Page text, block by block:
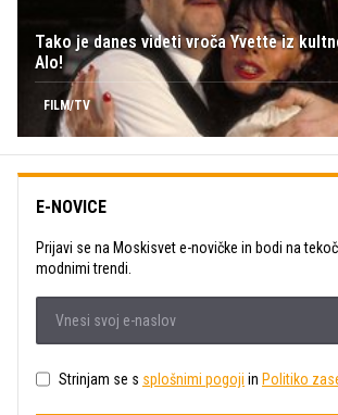
Tako je danes videti vroča Yvette iz
Alo!
FILM/TV
E-NOVICE
Prijavi se na Moskisvet e-novičke in bodi na
modnimi trendi.
Strinjam se s splošnimi pogoji in Politiko